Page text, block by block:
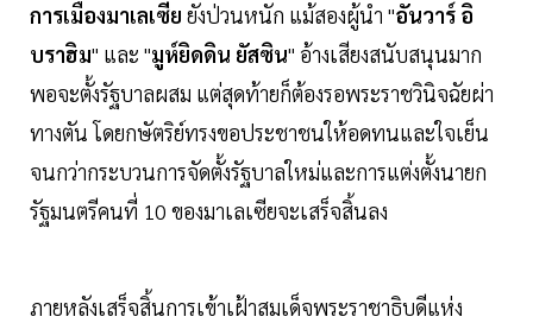
การเมืองมาเลเซีย ยังป่วนหนัก แม้สองผู้นำ "อันวาร์ อิ
บราฮิม" และ "มูห์ยิดดิน ยัสซิน" อ้างเสียงสนับสนุนมาก
พอจะตั้งรัฐบาลผสม แต่สุดท้ายก็ต้องรอพระราชวินิจฉัยผ่า
ทางตัน โดยกษัตริย์ทรงขอประชาชนให้อดทนและใจเย็น
จนกว่ากระบวนการจัดตั้งรัฐบาลใหม่และการแต่งตั้งนายก
รัฐมนตรีคนที่ 10 ของมาเลเซียจะเสร็จสิ้นลง
ภายหลังเสร็จสิ้นการเข้าเฝ้าสมเด็จพระราชาธิบดีแห่ง